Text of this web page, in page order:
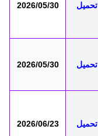
تحميل 2026/05/30
تحميل 2026/05/30
تحميل 2026/06/23